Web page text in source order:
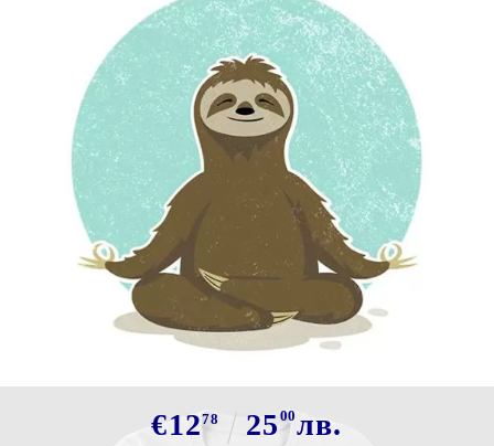
Сподели Tweet
Марка:
Тениска - (За)БАВЕН
€1278 25 00лв.